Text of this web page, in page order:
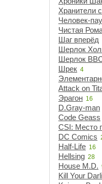
Хранители
Человек-
Чистая
Шаг вперёд
Шерлок
Шерлок
Шрек 4
Attack on
Эрагон 16
D.Gray-man
Code Geass
CSI: Место
DC Comics
Half-Life 16
Hellsing 28
House M.D.
Kill Your